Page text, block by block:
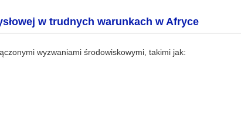
w trudnych warunkach w Afryce
wyzwaniami środowiskowymi, takimi jak: